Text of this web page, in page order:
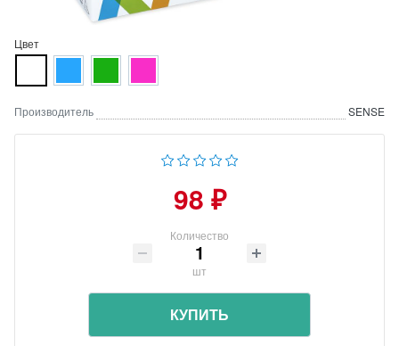
Цвет
Производитель SENSE
98 ₽
Количество
шт
КУПИТЬ